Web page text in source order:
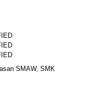
SMAW, SMK